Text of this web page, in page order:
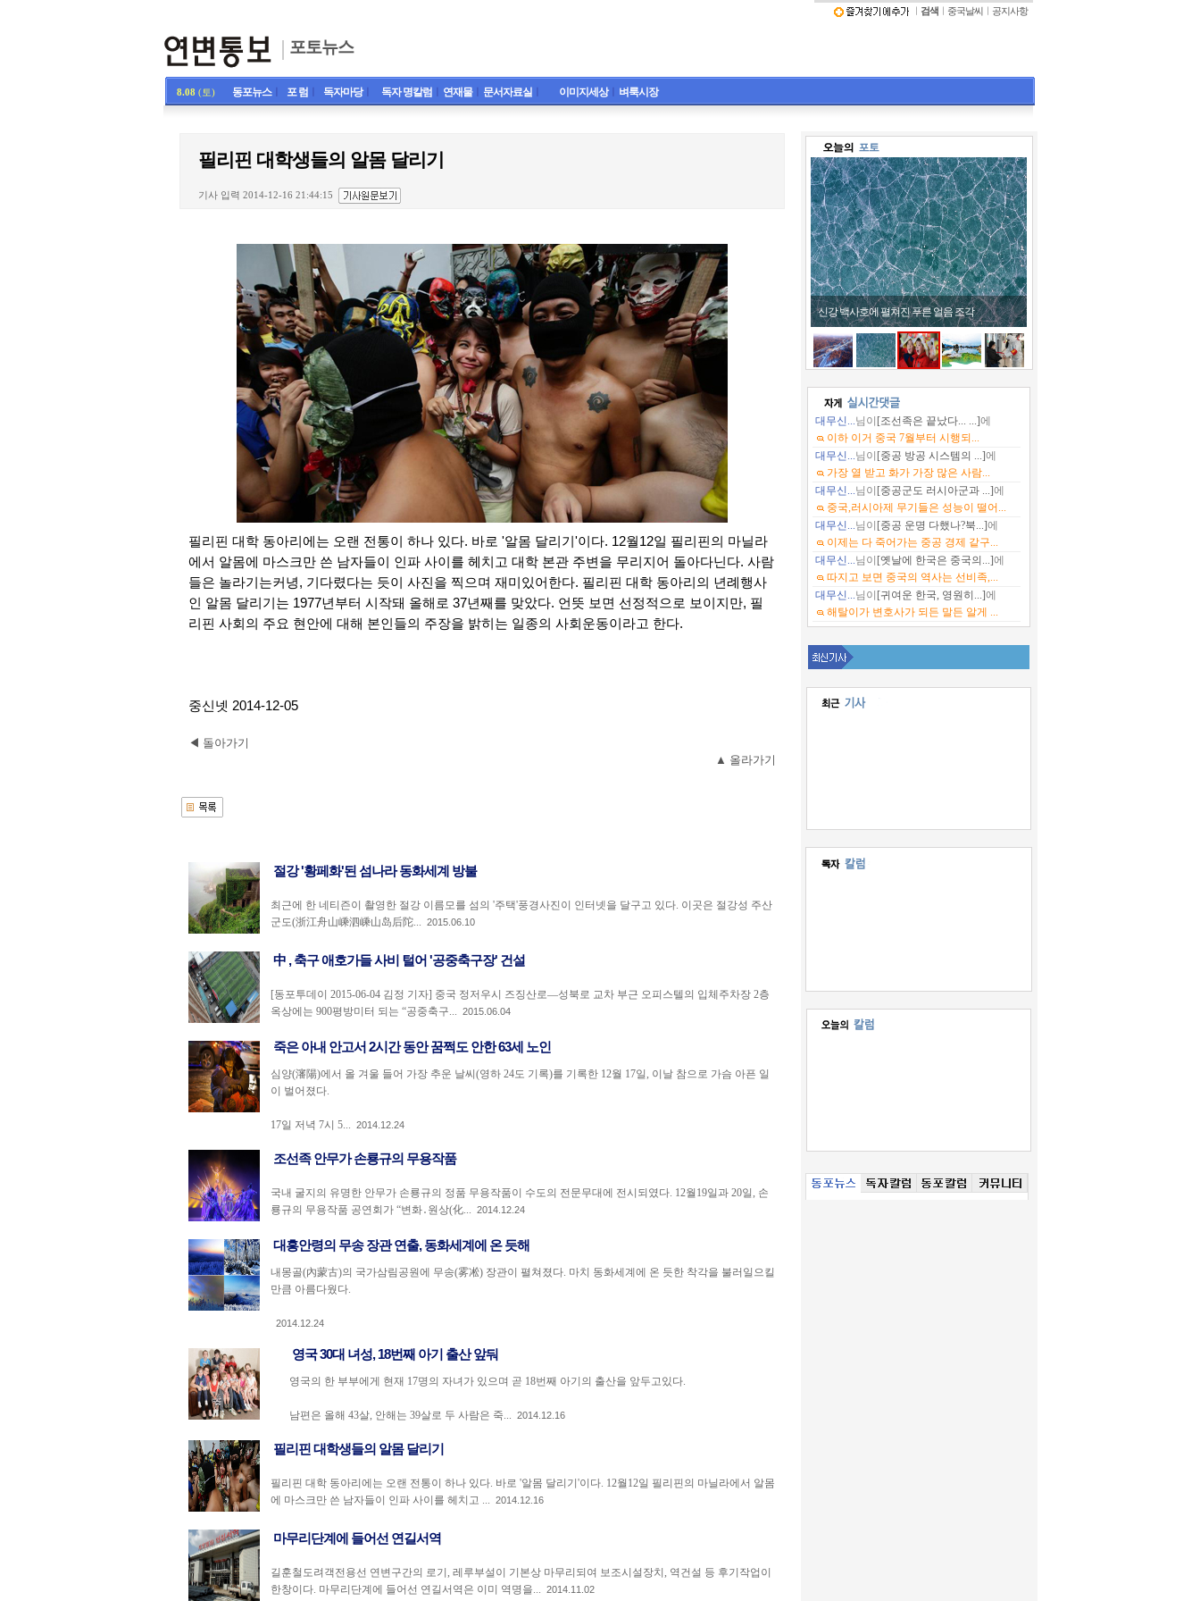
포토뉴스
검색 중국날씨 공지사항
8.08 (토) 동포뉴스ㅣ 포 럼 독자마당ㅣ 독자 명칼럼 연재물ㅣ 문서자료실 이미지세상ㅣ 벼룩시장
필리핀 대학생들의 알몸 달리기
기사 입력 2014-12-16 21:44:15
필리핀 대학 동아리에는 오랜 전통이 하나 있다. 바로 '알몸 달리기'이다. 12월12일 필리핀의 마닐라
에서 알몸에 마스크만 쓴 남자들이 인파 사이를 헤치고 대학 본관 주변을 무리지어 돌아다닌다. 사람
들은 놀라기는커녕, 기다렸다는 듯이 사진을 찍으며 재미있어한다. 필리핀 대학 동아리의 년례행사
인 알몸 달리기는 1977년부터 시작돼 올해로 37년째를 맞았다. 언뜻 보면 선정적으로 보이지만, 필
리핀 사회의 주요 현안에 대해 본인들의 주장을 밝히는 일종의 사회운동이라고 한다.
중신넷 2014-12-05
◀ 돌아가기
▲ 올라가기
절강 '황페화'된 섬나라 동화세계 방불
최근에 한 네티즌이 촬영한 절강 이름모를 섬의 '주택'풍경사진이 인터넷을 달구고 있다. 이곳은 절강성 주산
군도(浙江舟山嵊泗嵊山岛后陀... 2015.06.10
中 , 축구 애호가들 사비 털어 '공중축구장' 건설
[동포투데이 2015-06-04 김정 기자] 중국 정저우시 즈징산로—성북로 교차 부근 오피스텔의 입체주차장 2층
옥상에는 900평방미터 되는 “공중축구... 2015.06.04
죽은 아내 안고서 2시간 동안 꿈쩍도 안한 63세 노인
심양(瀋陽)에서 올 겨울 들어 가장 추운 날씨(영하 24도 기록)를 기록한 12월 17일, 이날 참으로 가슴 아픈 일
이 벌어졌다.
17일 저녁 7시 5... 2014.12.24
조선족 안무가 손룡규의 무용작품
국내 굴지의 유명한 안무가 손룡규의 정품 무용작품이 수도의 전문무대에 전시되였다. 12월19일과 20일, 손
룡규의 무용작품 공연회가 “변화․원상(化... 2014.12.24
대흥안령의 무송 장관 연출, 동화세계에 온 듯해
내몽골(內蒙古)의 국가삼림공원에 무송(雾凇) 장관이 펼쳐졌다. 마치 동화세계에 온 듯한 착각을 불러일으킬
만큼 아름다웠다.
2014.12.24
영국 30대 녀성, 18번째 아기 출산 앞둬
영국의 한 부부에게 현재 17명의 자녀가 있으며 곧 18번째 아기의 출산을 앞두고있다.
남편은 올해 43살, 안해는 39살로 두 사람은 죽... 2014.12.16
필리핀 대학생들의 알몸 달리기
필리핀 대학 동아리에는 오랜 전통이 하나 있다. 바로 '알몸 달리기'이다. 12월12일 필리핀의 마닐라에서 알몸
에 마스크만 쓴 남자들이 인파 사이를 헤치고 ... 2014.12.16
마무리단계에 들어선 연길서역
길훈철도려객전용선 연변구간의 로기, 레루부설이 기본상 마무리되여 보조시설장치, 역건설 등 후기작업이
한창이다. 마무리단계에 들어선 연길서역은 이미 역명을... 2014.11.02
어린이들 호랑이 모자 쓰고 '활짝'
대무신...님이 [조선족은 끝났다... ...]에
이하 이거 중국 7월부터 시행되...
대무신...님이 [중공 방공 시스템의 ...]에
가장 열 받고 화가 가장 많은 사람...
대무신...님이 [중공군도 러시아군과 ...]에
중국,러시아제 무기들은 성능이 떨어...
대무신...님이 [중공 운명 다했나?북...]에
이제는 다 죽어가는 중공 경제 같구...
대무신...님이 [옛날에 한국은 중국의...]에
따지고 보면 중국의 역사는 선비족,...
대무신...님이 [귀여운 한국, 영원히...]에
해탈이가 변호사가 되든 말든 알게 ...